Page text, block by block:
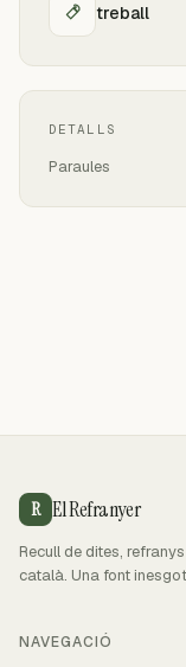
treball
DETALLS
Paraules
R El Refranyer
Recull de dites,
català. Una font
NAVEGACIÓ